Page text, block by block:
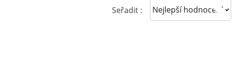
Seřadit : Sort reviews